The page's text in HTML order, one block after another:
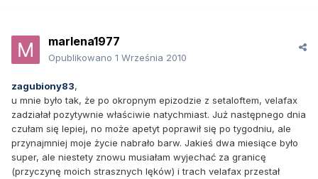
marlena1977
Opublikowano 1 Września 2010
zagubiony83,
u mnie było tak, że po okropnym epizodzie z setaloftem, velafax
zadziałał pozytywnie właściwie natychmiast. Już następnego dnia
czułam się lepiej, no może apetyt poprawił się po tygodniu, ale
przynajmniej moje życie nabrało barw. Jakieś dwa miesiące było
super, ale niestety znowu musiałam wyjechać za granicę
(przyczynę moich strasznych lęków) i trach velafax przestał